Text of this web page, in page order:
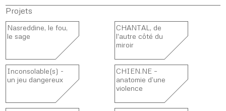
Projets
Nasreddine, le fou,
le sage
CHANTAL, de
l'autre côté du
miroir
Inconsolable(s) -
un jeu dangereux
CHIEN.NE –
anatomie d’une
violence